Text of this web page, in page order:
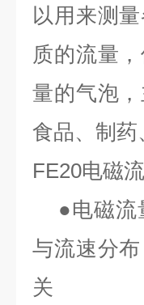
以用来测
质的流量
量的气泡
食品、制
FE20电磁
●电磁
与流速分
关